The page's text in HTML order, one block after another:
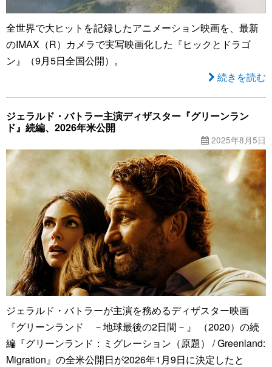
全世界で大ヒットを記録したアニメーション映画を、最新
のIMAX（R）カメラで実写映画化した『ヒックとドラゴ
ン』（9月5日全国公開）。
続きを読む
ジェラルド・バトラー主演ディザスター『グリーンラン
ド』続編、2026年米公開
2025年8月5日
ジェラルド・バトラーが主演を務めるディザスター映画
『グリーンランド －地球最後の2日間－』 （2020）の続
編『グリーンランド：ミグレーション（原題） / Greenland:
Migration』の全米公開日が2026年1月9日に決定したと